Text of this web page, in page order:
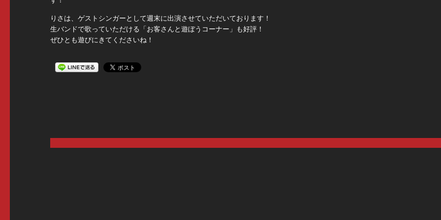
りさは、ゲストシンガーとして週末に出演させていただいております！
生バンドで歌っていただける「お客さんと遊ぼうコーナー」も好評！
ぜひとも遊びにきてくださいね！